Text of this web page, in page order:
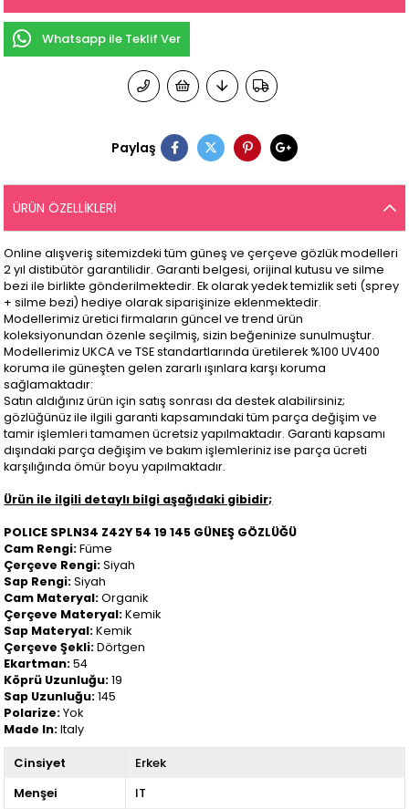
Whatsapp ile Teklif Ver
Paylaş
ÜRÜN ÖZELLIKLERI
Online alışveriş sitemizdeki tüm güneş ve çerçeve gözlük modelleri
2 yıl distibütör garantilidir. Garanti belgesi, orijinal kutusu ve silme
bezi ile birlikte gönderilmektedir. Ek olarak yedek temizlik seti (sprey
+ silme bezi) hediye olarak siparişinize eklenmektedir.
Modellerimiz üretici firmaların güncel ve trend ürün
koleksiyonundan özenle seçilmiş, sizin beğeninize sunulmuştur.
Modellerimiz UKCA ve TSE standartlarında üretilerek %100 UV400
koruma ile güneşten gelen zararlı ışınlara karşı koruma
sağlamaktadır:
Satın aldığınız ürün için satış sonrası da destek alabilirsiniz;
gözlüğünüz ile ilgili garanti kapsamındaki tüm parça değişim ve
tamir işlemleri tamamen ücretsiz yapılmaktadır. Garanti kapsamı
dışındaki parça değişim ve bakım işlemleriniz ise parça ücreti
karşılığında ömür boyu yapılmaktadır.
Ürün ile ilgili detaylı bilgi aşağıdaki gibidir;
POLICE SPLN34 Z42Y 54 19 145 GÜNEŞ GÖZLÜĞÜ
Cam Rengi:Füme
Çerçeve Rengi:Siyah
Sap Rengi:Siyah
Cam Materyal:Organik
Çerçeve Materyal:Kemik
Sap Materyal:Kemik
Çerçeve Şekli:Dörtgen
Ekartman:54
Köprü Uzunluğu:19
Sap Uzunluğu:145
Polarize:Yok
Made In:Italy
Cinsiyet
Erkek
Menşei
IT